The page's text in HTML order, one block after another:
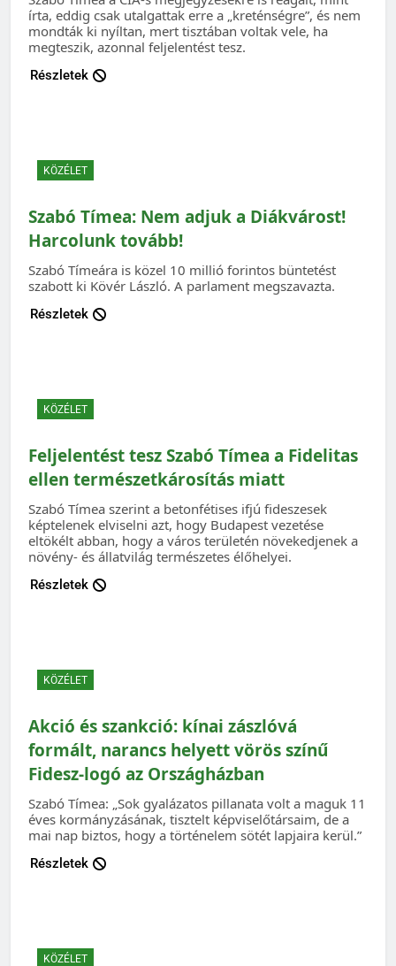
írta, eddig csak utalgattak erre a „kreténségre”, és nem
mondták ki nyíltan, mert tisztában voltak vele, ha
megteszik, azonnal feljelentést tesz.
Részletek
KÖZÉLET
Szabó Tímea: Nem adjuk a Diákvárost!
Harcolunk tovább!
Szabó Tímeára is közel 10 millió forintos büntetést
szabott ki Kövér László. A parlament megszavazta.
Részletek
KÖZÉLET
Feljelentést tesz Szabó Tímea a Fidelitas
ellen természetkárosítás miatt
Szabó Tímea szerint a betonfétises ifjú fideszesek
képtelenek elviselni azt, hogy Budapest vezetése
eltökélt abban, hogy a város területén növekedjenek a
növény- és állatvilág természetes élőhelyei.
Részletek
KÖZÉLET
Akció és szankció: kínai zászlóvá
formált, narancs helyett vörös színű
Fidesz-logó az Országházban
Szabó Tímea: „Sok gyalázatos pillanata volt a maguk 11
éves kormányzásának, tisztelt képviselőtársaim, de a
mai nap biztos, hogy a történelem sötét lapjaira kerül.”
Részletek
KÖZÉLET